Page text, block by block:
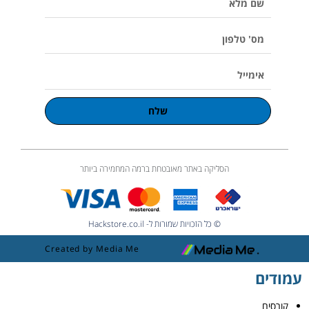
m
שלח
הסליקה באתר מאובטחת ברמה המחמירה ביותר
© כל הזכויות שמורות ל- Hackstore.co.il
Created by Media Me
עמודים
קורסים